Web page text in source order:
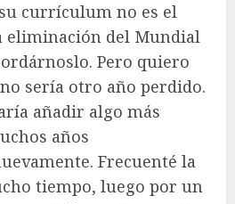
currículum no es el
eliminación del Mundial
Pero quiero
sería otro año perdido.
añadir algo más
años
Frecuenté la
tiempo, luego por un